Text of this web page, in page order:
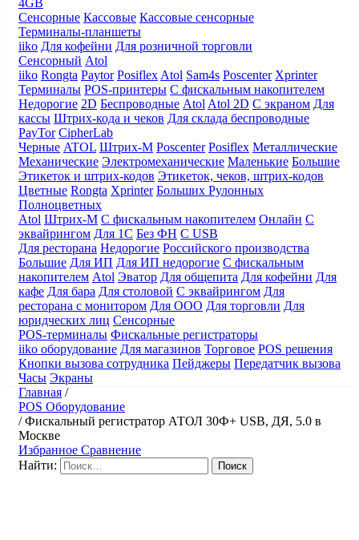
Сенсорные Кассовые Кассовые сенсорные
Терминалы-планшеты
iiko Для кофейни Для розничной торговли
Сенсорный Atol
iiko Rongta Paytor Posiflex Atol Sam4s Poscenter Xprinter
Терминалы POS-принтеры С фискальным накопителем
Недорогие 2D Беспроводные Atol Atol 2D С экраном Для
кассы Штрих-кода и чеков Для склада беспроводные
PayTor CipherLab
Черные ATOL Штрих-М Poscenter Posiflex Металлические
Механические Электромеханические Маленькие Большие
Этикеток и штрих-кодов Этикеток, чеков, штрих-кодов
Цветные Rongta Xprinter Больших Рулонных
Полноцветных
Atol Штрих-М С фискальным накопителем Онлайн С
эквайрингом Для 1С Без ФН С USB
Для ресторана Недорогие Российского производства
Большие Для ИП Для ИП недорогие С фискальным
накопителем Atol Эватор Для общепита Для кофейни Для
кафе Для бара Для столовой С эквайрингом Для
ресторана с монитором Для ООО Для торговли Для
юридческих лиц Сенсорные
POS-терминалы Фискальные регистраторы
iiko оборудование Для магазинов Торговое POS решения
Кнопки вызова сотрудника Пейджеры Передатчик вызова
Часы Экраны
Главная /
POS Оборудование
/Фискальный регистратор АТОЛ 30Ф+ USB, ДЯ, 5.0 в
Москве
Избранное Сравнение
Найти: